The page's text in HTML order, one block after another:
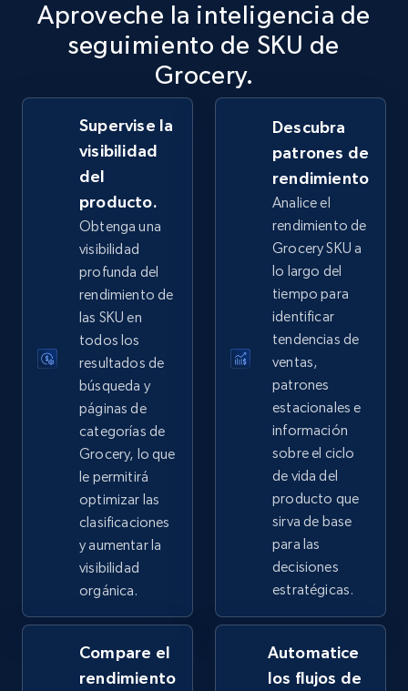
359+ Comenzar ahora
eBay - Collect records by category
URL, Product id, Title, Seller name, Seller rating,
Seller reviews, Breadcrumbs, Root category, and
2.5K+ Comenzar ahora
Google Shopping
URL, Product id, Title, Product description,
Rating, Reviews count, Images, Variations, and
2.4K+ 202+ Comenzar ahora
Google Shopping - collects products from
web using keywords
URL, Product id, Title, Product description,
Rating, Reviews count, Images, Variations, and
more.
2.4K+ 202+ Comenzar ahora
Aproveche la inteligencia de
seguimiento de SKU de
Grocery.
Supervise la
visibilidad
del
producto.
Obtenga una
visibilidad
profunda del
rendimiento de
las SKU en
todos los
resultados de
búsqueda y
páginas de
categorías de
Grocery, lo que
le permitirá
optimizar las
clasificaciones
y aumentar la
visibilidad
orgánica.
Descubra
patrones de
rendimiento
Analice el
rendimiento de
Grocery SKU a
lo largo del
tiempo para
identificar
tendencias de
ventas,
patrones
estacionales e
información
sobre el ciclo
de vida del
producto que
sirva de base
para las
decisiones
estratégicas.
Compare el
rendimiento
Automatice
los flujos de